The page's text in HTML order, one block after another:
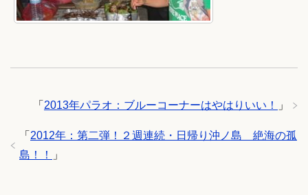
「 2013年パラオ：ブルーコーナーはやはりいい！ 」
「 2012年：第二弾！２週連続・日帰り沖ノ島 絶海の孤
島！！
」